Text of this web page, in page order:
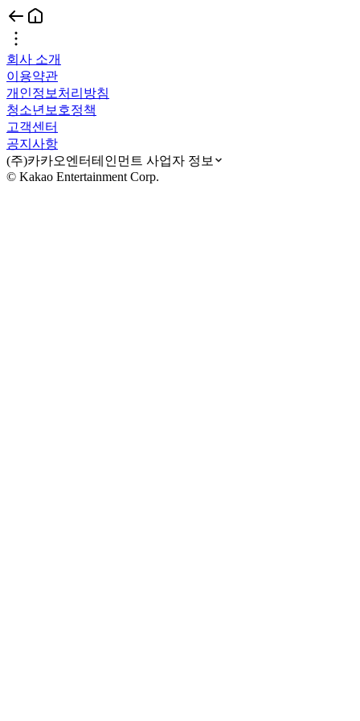
회사 소개
이용약관
개인정보처리방침
청소년보호정책
고객센터
공지사항
(주)카카오엔터테인먼트 사업자 정보
© Kakao Entertainment Corp.